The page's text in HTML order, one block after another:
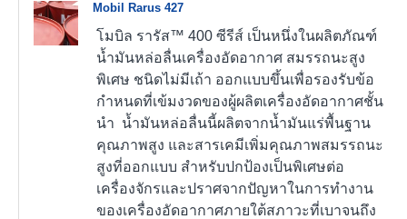
Mobil Rarus 427
โมบิล รารัส™ 400 ซีรีส์ เป็นหนึ่งในผลิตภัณฑ์
น้ำมันหล่อลื่นเครื่องอัดอากาศ สมรรถนะสูง
พิเศษ ชนิดไม่มีเถ้า ออกแบบขึ้นเพื่อรองรับข้อ
กำหนดที่เข้มงวดของผู้ผลิตเครื่องอัดอากาศชั้น
นำ น้ำมันหล่อลื่นนี้ผลิตจากน้ำมันแร่พื้นฐาน
คุณภาพสูง และสารเคมีเพิ่มคุณภาพสมรรถนะ
สูงที่ออกแบบ สำหรับปกป้องเป็นพิเศษต่อ
เครื่องจักรและปราศจากปัญหาในการทำงาน
ของเครื่องอัดอากาศภายใต้สภาวะที่เบาจนถึง